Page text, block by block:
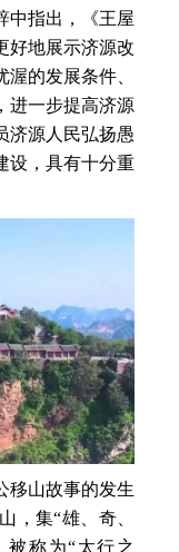
中指出，《王屋
好地展示济源改
的发展条件、
进一步提高济源
济源人民弘扬愚
设，具有十分重
山故事的发生
，集“雄、奇、
被称为“太行之